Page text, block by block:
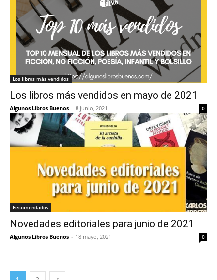
Los libros más vendidos
Los libros más vendidos en mayo de 2021
Algunos Libros Buenos - 8 junio, 2021 0
Recomendados
Novedades editoriales para junio de 2021
Algunos Libros Buenos - 18 mayo, 2021 0